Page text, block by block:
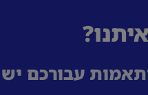
עבורכם